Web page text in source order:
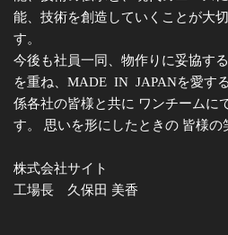
能、技術を創造していくことが大
す。
今後も社員一同、物作りに妥協す
を重ね、MADE IN JAPANを愛す
係各社の皆様と共に ワンチームに
す。 思いを形にしたときの 皆様の
株式会社サイト
工場長 久保田 美香